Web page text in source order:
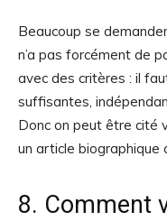
Beaucoup se
n’a pas forcément de
avec des critères : il
suffisantes,
Donc on peut être cité
un article biographique
8. Comment